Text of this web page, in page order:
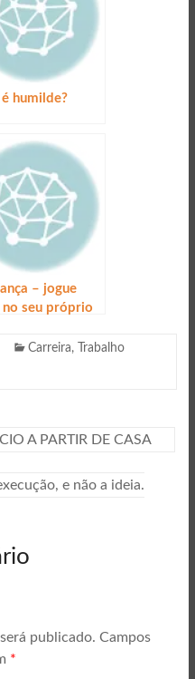
humilde?
– jogue
no seu próprio
Carreira, Trabalho
A PARTIR DE CASA
e não a ideia.
publicado. Campos
*